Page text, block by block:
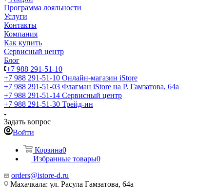
Программа лояльности
Услуги
Контакты
Компания
Как купить
Сервисный центр
Блог
+7 988 291-51-10
+7 988 291-51-10 Онлайн-магазин iStore
+7 988 291-51-03 Флагман iStore на Р. Гамзатова, 64а
+7 988 291-51-14 Сервисный центр
+7 988 291-51-30 Трейд-ин
Задать вопрос
Войти
Корзина0
Избранные товары0
orders@istore-d.ru
Махачкала: ул. Расула Гамзатова, 64а